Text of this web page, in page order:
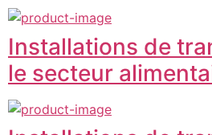
Installations de
le secteur